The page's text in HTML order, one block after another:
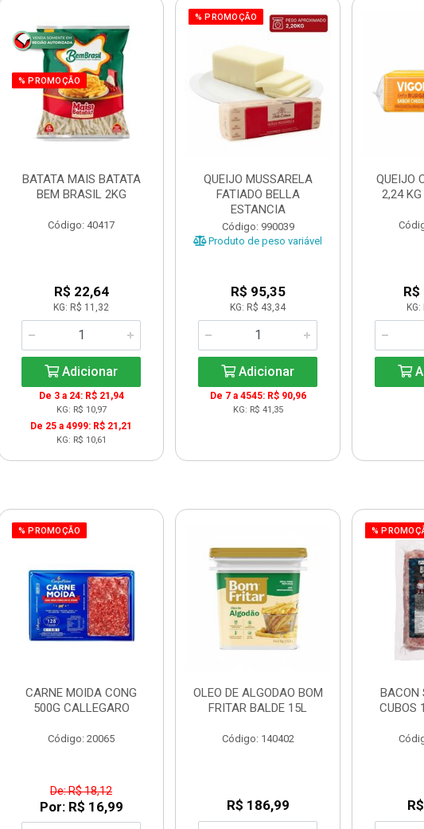
% PROMOÇÃO
BATATA MAIS BATATA
BEM BRASIL 2KG
Código: 40417
R$ 22,64
KG: R$ 11,32
Adicionar
De 3 a 24: R$ 21,94
KG: R$ 10,97
De 25 a 4999: R$ 21,21
KG: R$ 10,61
% PROMOÇÃO
QUEIJO MUSSARELA
FATIADO BELLA
ESTANCIA
Código: 990039
Produto de peso variável
R$ 95,35
KG: R$ 43,34
Adicionar
De 7 a 4545: R$ 90,96
KG: R$ 41,35
QUEIJO
2,24
R$
% PROMOÇÃO
CARNE MOIDA CONG
500G CALLEGARO
Código: 20065
De: R$ 18,12
Por: R$ 16,99
OLEO DE ALGODAO BOM
FRITAR BALDE 15L
Código: 140402
R$ 186,99
%
BACON
CUBOS